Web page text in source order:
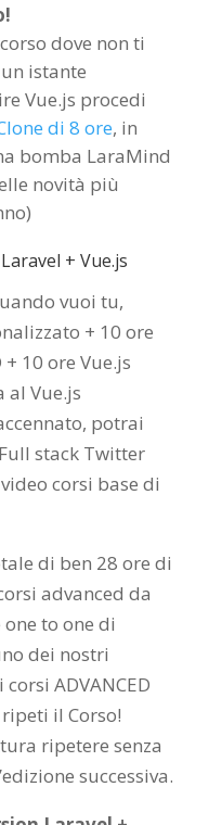
dove non ti
istante
Vue.js procedi
di 8 ore, in
bomba LaraMind
novità più
+ Vue.js
vuoi tu,
+ 10 ore
+ 10 ore Vue.js
al Vue.js
potrai
stack Twitter
corsi base di
di ben 28 ore di
advanced da
to one di
dei nostri
ADVANCED
il Corso!
ripetere senza
successiva.